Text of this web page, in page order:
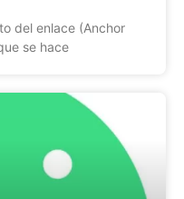
del enlace (Anchor
se hace